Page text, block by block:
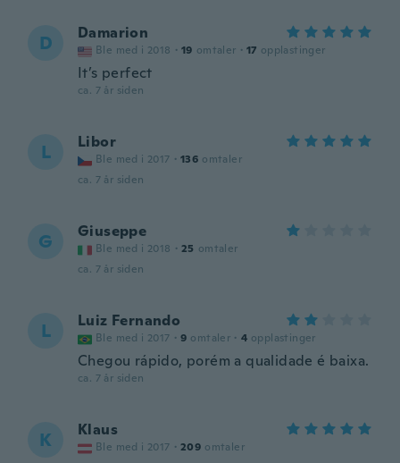
D Damarion
Ble med i 2018 · 19 omtaler · 17 opplastinger
It’s perfect
ca. 7 år siden
L Libor
Ble med i 2017 · 136 omtaler
ca. 7 år siden
G Giuseppe
Ble med i 2018 · 25 omtaler
ca. 7 år siden
L Luiz Fernando
Ble med i 2017 · 9 omtaler · 4 opplastinger
Chegou rápido, porém a qualidade é baixa.
ca. 7 år siden
K Klaus
Ble med i 2017 · 209 omtaler